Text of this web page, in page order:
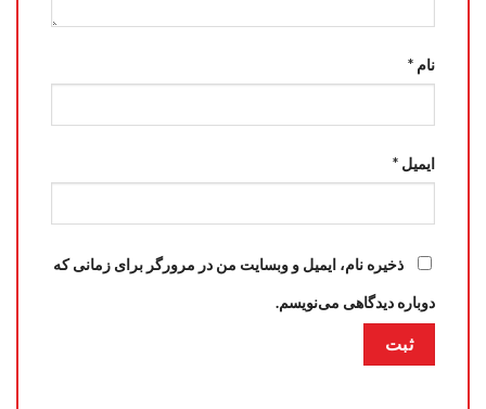
نام *
ایمیل *
ذخیره نام، ایمیل و وبسایت من در مرورگر برای زمانی که
دوباره دیدگاهی می‌نویسم.